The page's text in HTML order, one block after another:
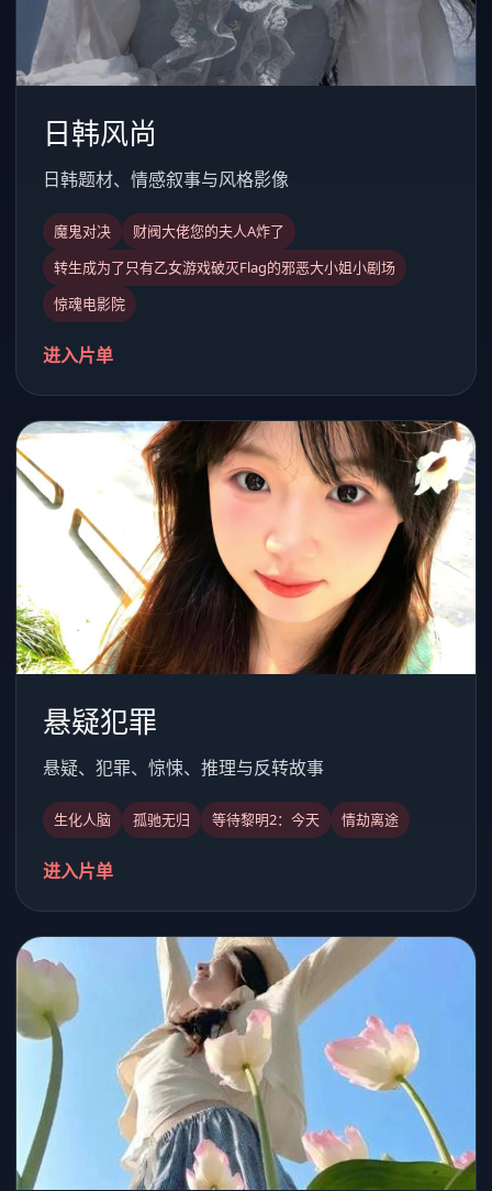
日韩风尚
日韩题材、情感叙事与风格影像
魔鬼对决
财阀大佬您的夫人A炸了
转生成为了只有乙女游戏破灭Flag的邪恶大小姐小剧场
惊魂电影院
进入片单
悬疑犯罪
悬疑、犯罪、惊悚、推理与反转故事
生化人脑 孤驰无归 等待黎明2：今天 情劫离途
进入片单